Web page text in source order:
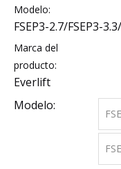
Modelo:
FSEP3-2.7/FSEP3-
Marca del
producto:
Everlift
Modelo: